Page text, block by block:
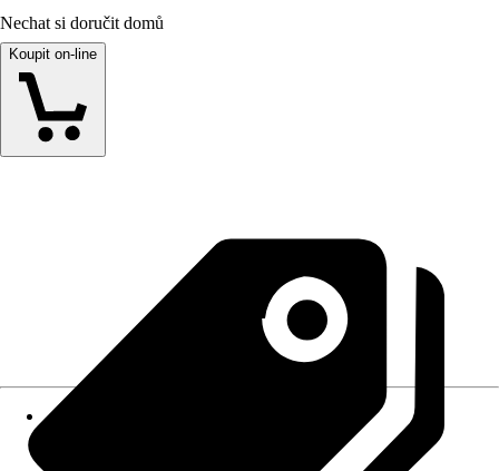
Nechat si doručit domů
Koupit on-line